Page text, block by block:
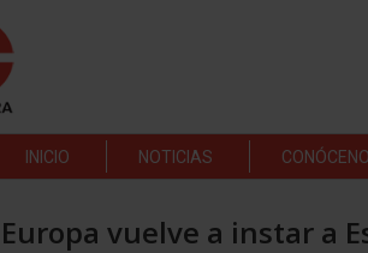
INICIO NOTICIAS
Europa vuelve a instar a